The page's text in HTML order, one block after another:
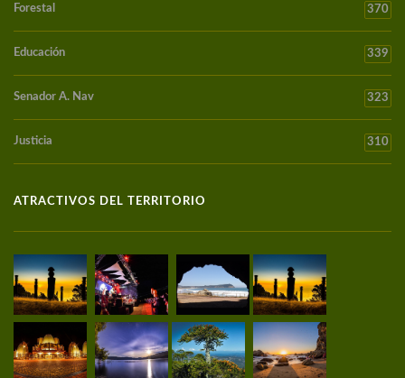
Forestal 370
Educación 339
Senador A. Nav 323
Justicia 310
ATRACTIVOS DEL TERRITORIO